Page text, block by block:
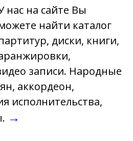
нас на сайте Вы
найти каталог
диски, книги,
записи. Народные
аккордеон,
исполнительства,
→